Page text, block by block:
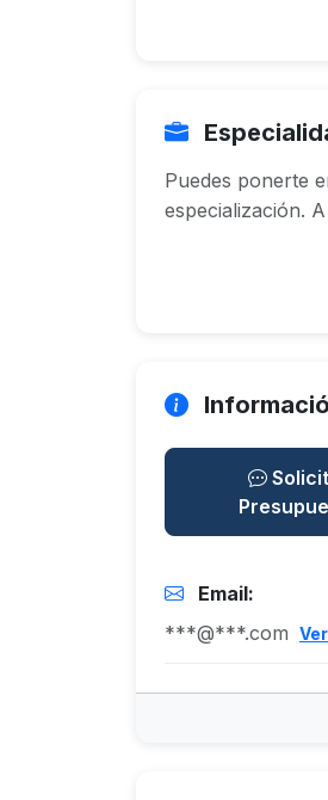
Puedes ponerte
especialización.
Email:
***@***.com